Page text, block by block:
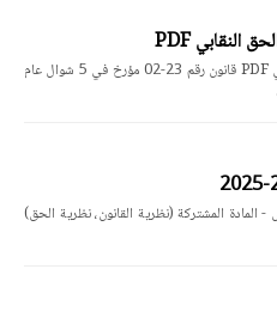
قانون رقم 23-02 يتعلق بممارسة الحق النقابي PDF قانون رقم 23-02 مؤرخ في 5 شوال عام
المشتركة (نظرية القانون، نظرية الحق)